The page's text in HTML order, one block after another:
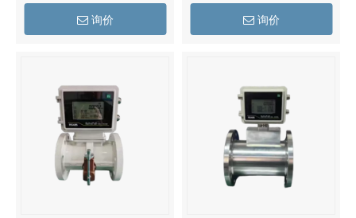
FLRS880Thermal gas mass
flowmeter)
询价
Turbine Flowmeter)
询价